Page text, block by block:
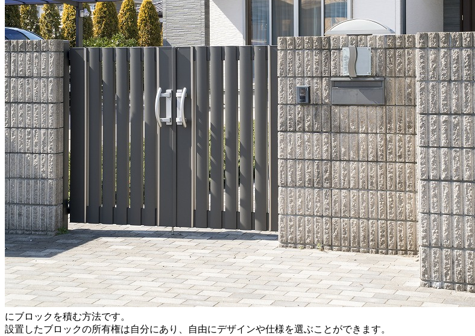
にブロックを積む方法です。
設置したブロックの所有権は自分にあり、自由にデザインや仕様を選ぶことができます。